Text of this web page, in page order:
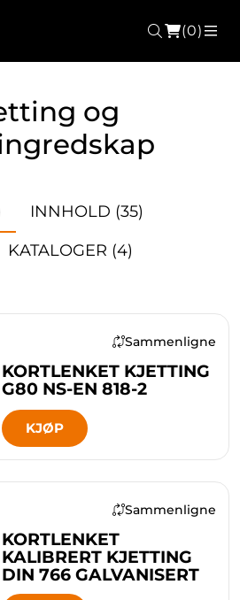
(0)
og
INNHOLD (35)
KATALOGER (4)
Sammenligne
KORTLENKET KJETTING
G80 NS-EN 818-2
KJØP
Sammenligne
KORTLENKET
KALIBRERT KJETTING
DIN 766 GALVANISERT